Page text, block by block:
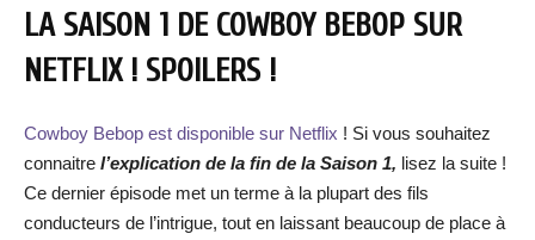
LA SAISON 1 DE COWBOY BEBOP SUR
NETFLIX ! SPOILERS !
Cowboy Bebop est disponible sur Netflix ! Si vous souhaitez
connaitre l’explication de la fin de la Saison 1, lisez la suite !
Ce dernier épisode met un terme à la plupart des fils
conducteurs de l’intrigue, tout en laissant beaucoup de place à